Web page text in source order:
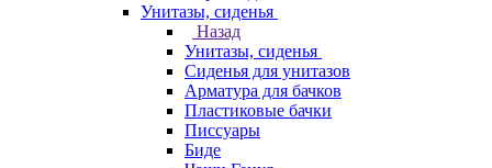
Унитазы, сиденья
Назад
Унитазы, сиденья
Сиденья для унитазов
Арматура для бачков
Пластиковые бачки
Писсуары
Биде